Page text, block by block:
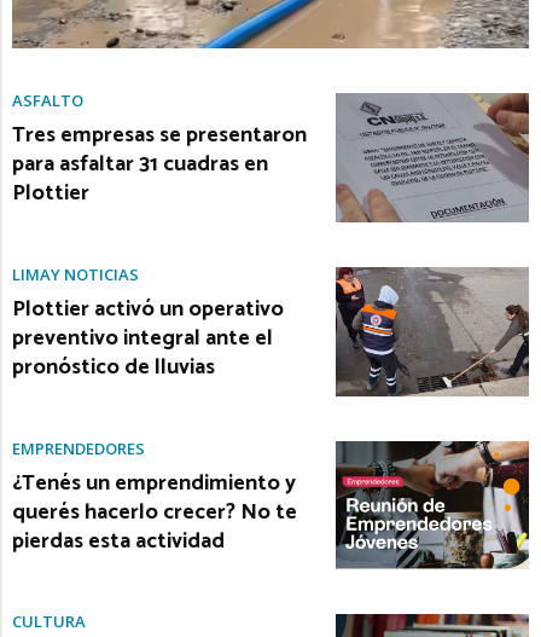
ASFALTO
Tres empresas se presentaron
para asfaltar 31 cuadras en
Plottier
LIMAY NOTICIAS
Plottier activó un operativo
preventivo integral ante el
pronóstico de lluvias
EMPRENDEDORES
¿Tenés un emprendimiento y
querés hacerlo crecer? No te
pierdas esta actividad
CULTURA